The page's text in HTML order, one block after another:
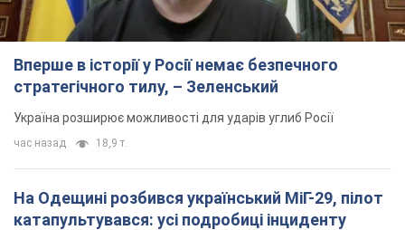
Вперше в історії у Росії немає безпечного
стратегічного тилу, – Зеленський
Україна розширює можливості для ударів углиб Росії
час назад 18,9 т.
На Одещині розбився український МіГ-29, пілот
катапультувався: усі подробиці інциденту